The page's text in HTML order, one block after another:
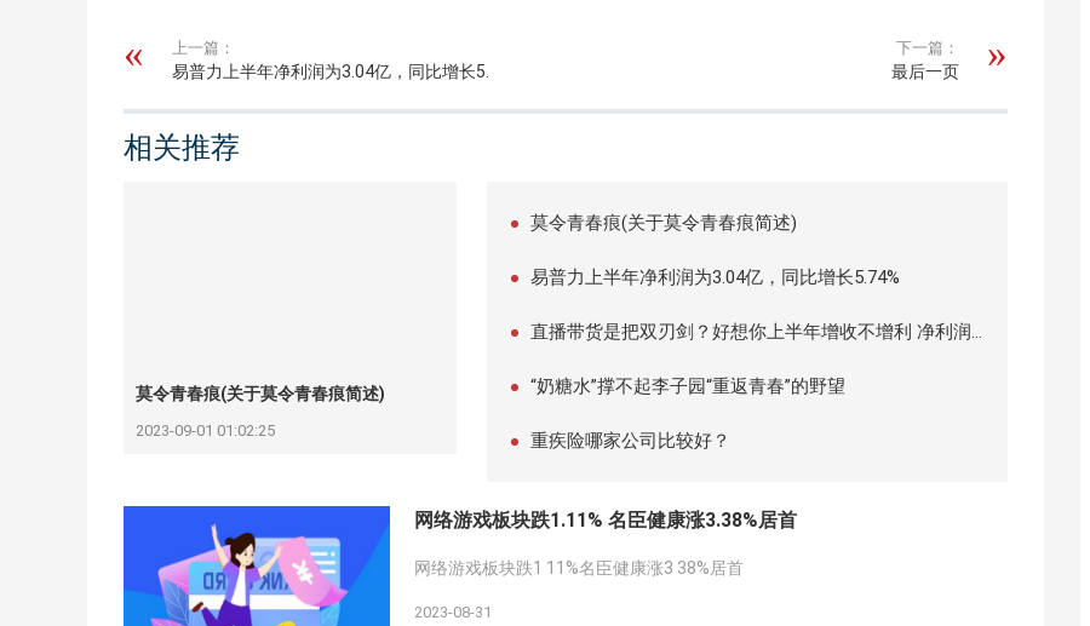
上一篇：
易普力上半年净利润为3.04亿，同比增长5.
下一篇：
最后一页
相关推荐
莫令青春痕(关于莫令青春痕简述)
2023-09-01 01:02:25
莫令青春痕(关于莫令青春痕简述)
易普力上半年净利润为3.04亿，同比增长5.74%
直播带货是把双刃剑？好想你上半年增收不增利 净利润
“奶糖水”撑不起李子园“重返青春”的野望
重疾险哪家公司比较好？
网络游戏板块跌1.11% 名臣健康涨3.38%居首
网络游戏板块跌1 11%名臣健康涨3 38%居首
2023-08-31